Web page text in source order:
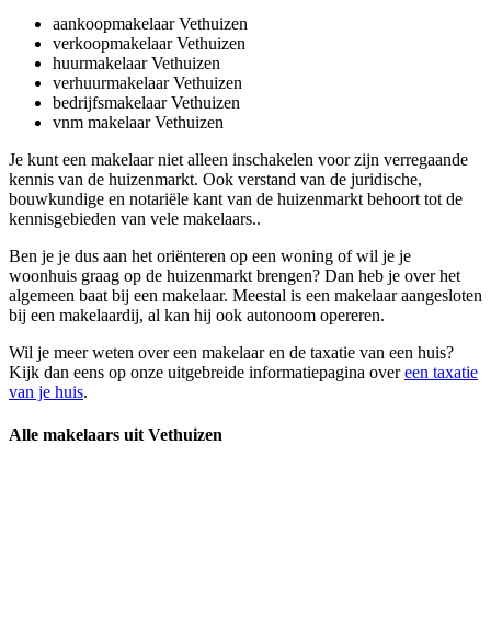
aankoopmakelaar Vethuizen
verkoopmakelaar Vethuizen
huurmakelaar Vethuizen
verhuurmakelaar Vethuizen
bedrijfsmakelaar Vethuizen
vnm makelaar Vethuizen
Je kunt een makelaar niet alleen inschakelen voor zijn verregaande
kennis van de huizenmarkt. Ook verstand van de juridische,
bouwkundige en notariële kant van de huizenmarkt behoort tot de
kennisgebieden van vele makelaars..
Ben je je dus aan het oriënteren op een woning of wil je je
woonhuis graag op de huizenmarkt brengen? Dan heb je over het
algemeen baat bij een makelaar. Meestal is een makelaar aangesloten
bij een makelaardij, al kan hij ook autonoom opereren.
Wil je meer weten over een makelaar en de taxatie van een huis?
Kijk dan eens op onze uitgebreide informatiepagina overeen taxatie
van je huis.
Alle makelaars uit Vethuizen